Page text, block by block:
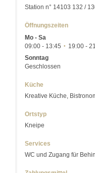
Station n° 14103 132 /
Öffnungszeiten
Mo - Sa
09:00 - 13:45 •
19:00 -
Sonntag
Geschlossen
Küche
Kreative Küche,
Ortstyp
Kneipe
Services
WC und Zugang für